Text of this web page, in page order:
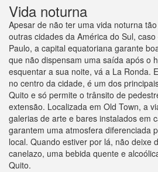
Vida noturna
Apesar de não ter uma vida noturna
outras cidades da América do Sul,
Paulo, a capital equatoriana garante
que não dispensam uma saída após o
esquentar a sua noite, vá a La Ronda.
no centro da cidade, é um dos
Quito e só permite o trânsito de
extensão. Localizada em Old Town, a
galerias de arte e bares instalados em
garantem uma atmosfera diferenciada
local. Quando estiver por lá, não deixe
canelazo, uma bebida quente e
Quito.